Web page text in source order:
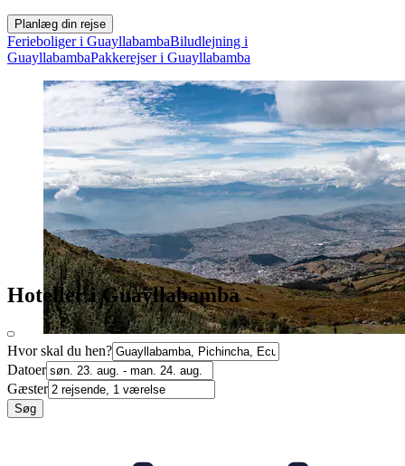
Planlæg din rejse
Ferieboliger i GuayllabambaBiludlejning i
GuayllabambaPakkerejser i Guayllabamba
Hoteller i Guayllabamba
Hvor skal du hen?
Datoer
Gæster
Søg